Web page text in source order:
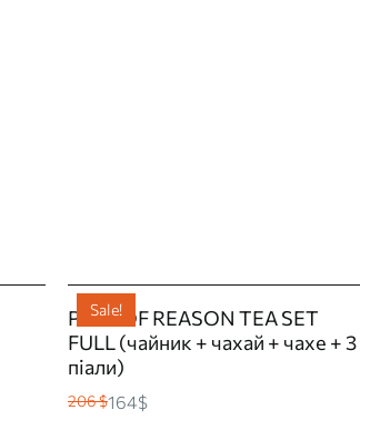
Sale!
PATH OF REASON TEA SET
FULL (чайник + чахай + чахе + 3
піали)
206 $164$